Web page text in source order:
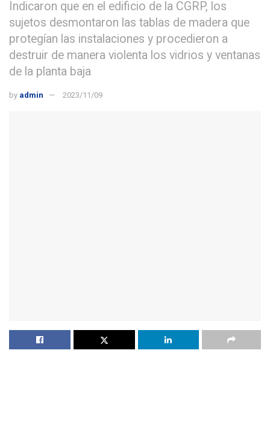
Indicaron que en el edificio de la CGRP, los
sujetos desmontaron las tablas de madera que
protegían las instalaciones y procedieron a
destruir de manera violenta los vidrios y ventanas
de la planta baja
by admin 2023/11/09